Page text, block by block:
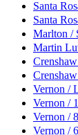
Santa
Santa
Marlton /
Martin
Vernon /
Vernon /
Vernon /
Vernon /